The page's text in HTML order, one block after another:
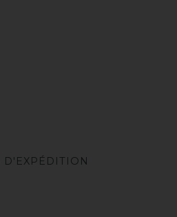
D'EXPÉDITION